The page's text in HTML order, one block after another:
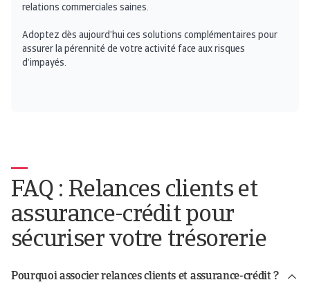
relations commerciales saines.
Adoptez dès aujourd’hui ces solutions complémentaires pour
assurer la pérennité de votre activité face aux risques
d’impayés.
FAQ : Relances clients et
assurance-crédit pour
sécuriser votre trésorerie
Pourquoi associer relances clients et assurance-crédit ?